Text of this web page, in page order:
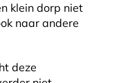
klein dorp niet
naar andere
deze